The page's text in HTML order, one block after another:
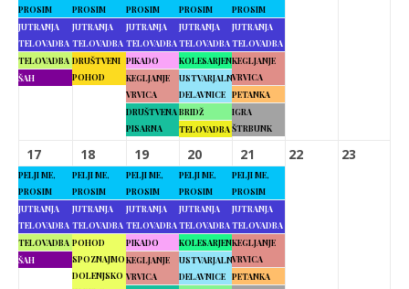
PROSIM
JUTRANJA
TELOVADBA
TELOVADBA
ŠAH
PROSIM
JUTRANJA
TELOVADBA
DRUŠTVENI
POHOD
PROSIM
JUTRANJA
TELOVADBA
PIKADO
KEGLJANJE
VRVICA
DRUŠTVENA
PISARNA
PROSIM
JUTRANJA
TELOVADBA
KOLESARJENJE
USTVARJALNE
DELAVNICE
BRIDŽ
TELOVADBA
PROSIM
JUTRANJA
TELOVADBA
KEGLJANJE
VRVICA
PETANKA
IGRA
ŠTRBUNK
17
PELJI ME,
PROSIM
JUTRANJA
TELOVADBA
TELOVADBA
ŠAH
18
PELJI ME,
PROSIM
JUTRANJA
TELOVADBA
POHOD
SPOZNAJMO
DOLENJSKO
19
PELJI ME,
PROSIM
JUTRANJA
TELOVADBA
PIKADO
KEGLJANJE
VRVICA
20
PELJI ME,
PROSIM
JUTRANJA
TELOVADBA
KOLESARJENJE
USTVARJALNE
DELAVNICE
21
PELJI ME,
PROSIM
JUTRANJA
TELOVADBA
KEGLJANJE
VRVICA
PETANKA
22 23